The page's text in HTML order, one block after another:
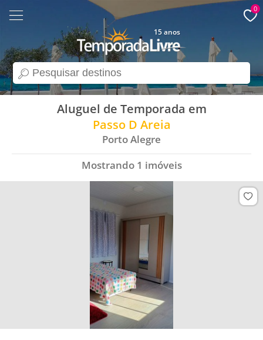
search
15 anos
0
Aluguel de Temporada em
Passo D Areia
Porto Alegre
Mostrando 1 imóveis